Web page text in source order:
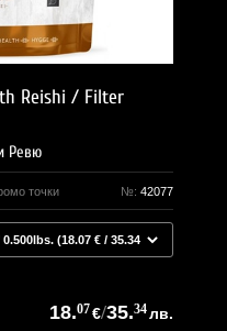
Reishi / Filter
Ревю
точки №: 42077
18.07€/35.34лв.